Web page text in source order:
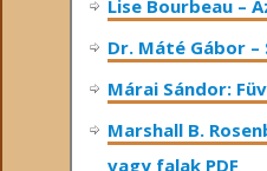
Lise Bourbeau –
Dr. Máté Gábor –
Márai Sándor:
Marshall B.
vagy falak PDF